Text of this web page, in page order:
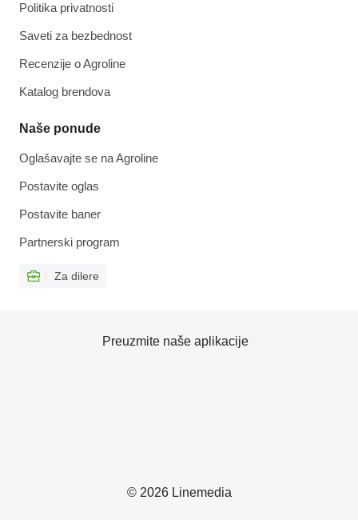
Politika privatnosti
Saveti za bezbednost
Recenzije o Agroline
Katalog brendova
Naše ponude
Oglašavajte se na Agroline
Postavite oglas
Postavite baner
Partnerski program
Za dilere
© 2026 Linemedia
Preuzmite naše aplikacije